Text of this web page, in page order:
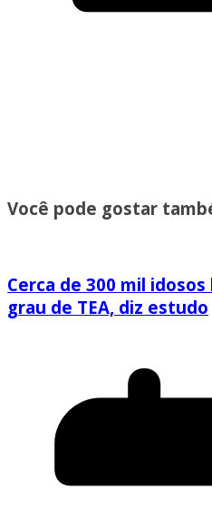
Você pode gostar
Cerca de 300 mil
grau de TEA, diz estudo